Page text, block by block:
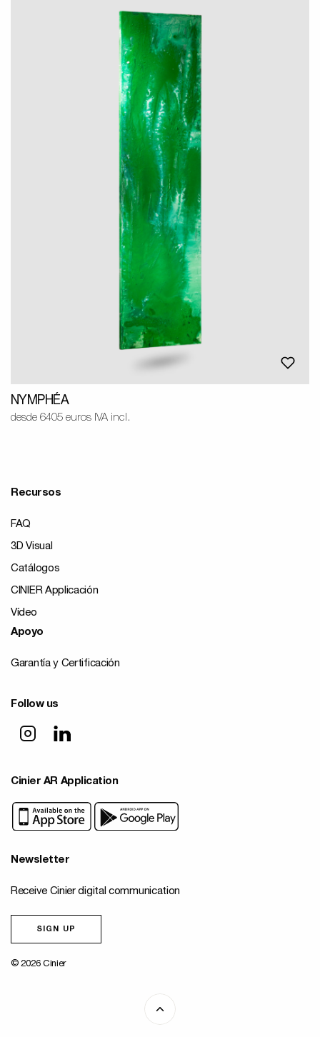
NYMPHÉA
desde 6405 euros IVA incl.
Recursos
FAQ
3D Visual
Catálogos
CINIER Applicación
Vídeo
Apoyo
Garantía y Certificación
Follow us
Cinier AR Application
Newsletter
Receive Cinier digital communication
SIGN UP
© 2026 Cinier